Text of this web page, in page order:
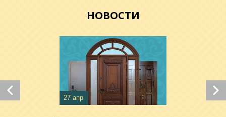
Хочу такую
Хочу такую
НОВОСТИ
27 апр